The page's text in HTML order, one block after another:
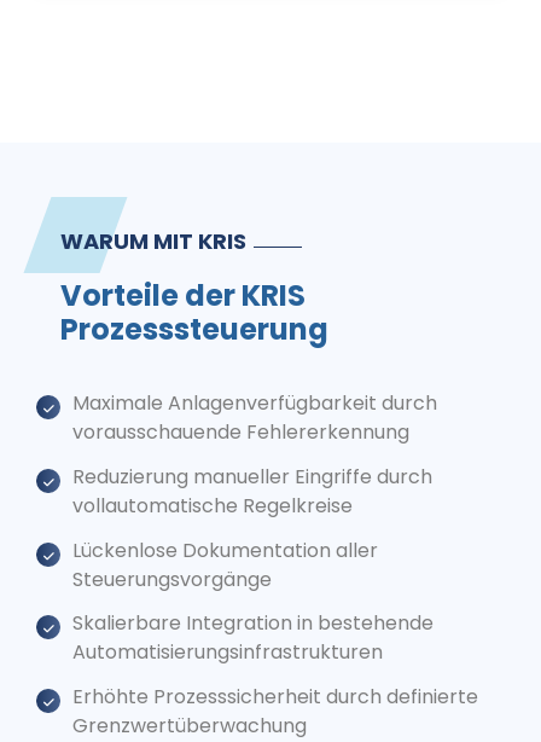
WARUM MIT KRIS
Vorteile der KRIS
Prozesssteuerung
Maximale Anlagenverfügbarkeit durch
vorausschauende Fehlererkennung
Reduzierung manueller Eingriffe durch
vollautomatische Regelkreise
Lückenlose Dokumentation aller
Steuerungsvorgänge
Skalierbare Integration in bestehende
Automatisierungsinfrastrukturen
Erhöhte Prozesssicherheit durch definierte
Grenzwertüberwachung